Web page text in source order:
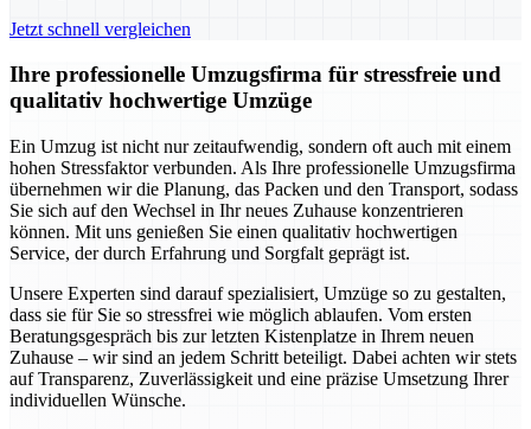
Jetzt schnell vergleichen
Ihre professionelle Umzugsfirma für stressfreie und
qualitativ hochwertige Umzüge
Ein Umzug ist nicht nur zeitaufwendig, sondern oft auch mit einem
hohen Stressfaktor verbunden. Als Ihre professionelle Umzugsfirma
übernehmen wir die Planung, das Packen und den Transport, sodass
Sie sich auf den Wechsel in Ihr neues Zuhause konzentrieren
können. Mit uns genießen Sie einen qualitativ hochwertigen
Service, der durch Erfahrung und Sorgfalt geprägt ist.
Unsere Experten sind darauf spezialisiert, Umzüge so zu gestalten,
dass sie für Sie so stressfrei wie möglich ablaufen. Vom ersten
Beratungsgespräch bis zur letzten Kistenplatze in Ihrem neuen
Zuhause – wir sind an jedem Schritt beteiligt. Dabei achten wir stets
auf Transparenz, Zuverlässigkeit und eine präzise Umsetzung Ihrer
individuellen Wünsche.